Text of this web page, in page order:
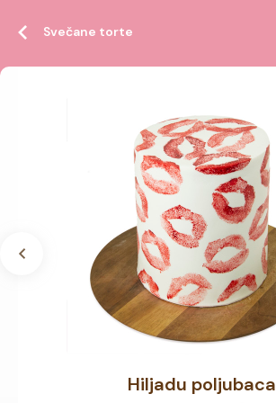
Svečane torte
Hiljadu poljubaca